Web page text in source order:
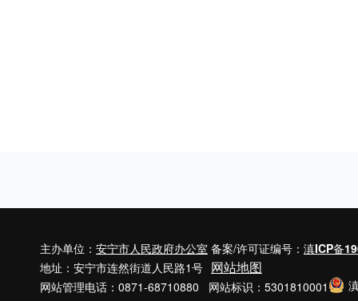
主办单位： 安宁市人民政府办公室 备案/许可证编号： 滇ICP备
地址：安宁市连然街道人民路1号 网站地图
网站管理电话：0871-68710880 网站标识：5301810001